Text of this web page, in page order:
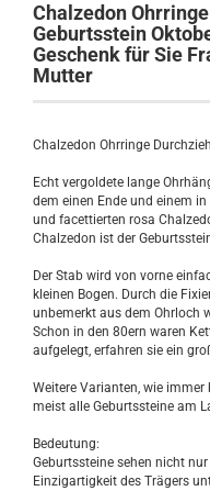
Chalzedon
Geburtsstein
Geschenk für Sie
Mutter
Chalzedon Ohrringe
Echt vergoldete lange
dem einen Ende und einem
und facettierten rosa
Chalzedon ist der
Der Stab wird von vorne
kleinen Bogen. Durch die
unbemerkt aus dem Ohrloch
Schon in den 80ern waren
aufgelegt, erfahren sie ein
Weitere Varianten, wie
meist alle Geburtssteine am
Bedeutung:
Geburtssteine sehen nicht
Einzigartigkeit des Trägers